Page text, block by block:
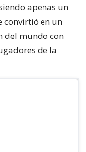
apenas un
convirtió en un
del mundo con
de la